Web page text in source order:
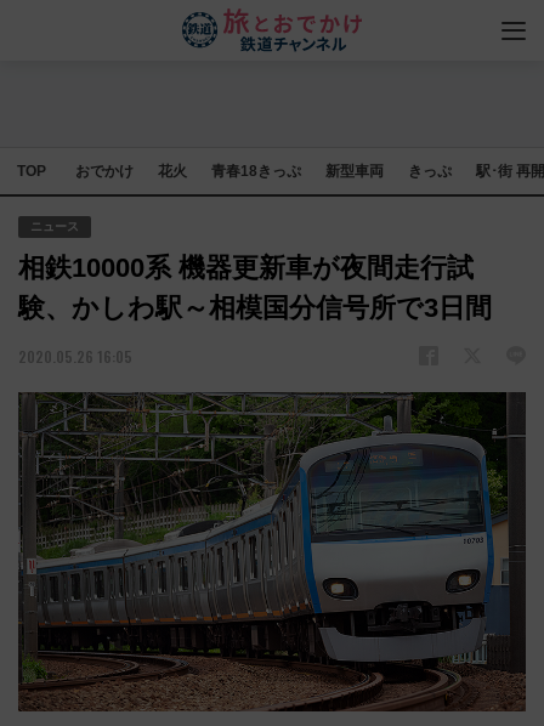
TOP おでかけ 花火 青春18きっぷ 新型車両 きっぷ 駅･街 再
ニュース
相鉄10000系 機器更新車が夜間走行試
験、かしわ駅～相模国分信号所で3日間
2020.05.26 16:05